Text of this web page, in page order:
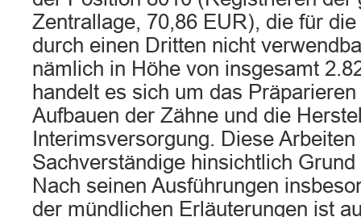
Zentrallage, 70,86 EUR), die für
durch einen Dritten nicht
nämlich in Höhe von insgesamt
handelt es sich um das
Aufbauen der Zähne und die
Interimsversorgung. Diese
Sachverständige hinsichtlich
Nach seinen Ausführungen
der mündlichen Erläuterungen ist